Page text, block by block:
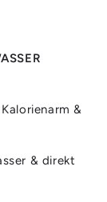
&
& direkt